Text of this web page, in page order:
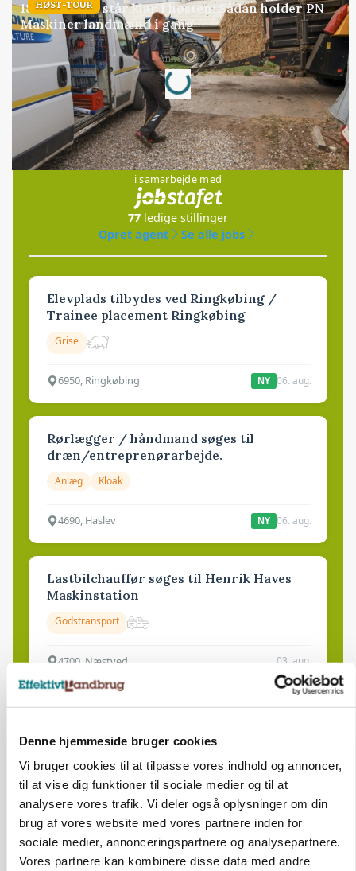
Denne hjemmeside bruger cookies
Vi bruger cookies til at tilpasse vores indhold og annoncer,
til at vise dig funktioner til sociale medier og til at
analysere vores trafik. Vi deler også oplysninger om din
brug af vores website med vores partnere inden for
sociale medier, annonceringspartnere og analysepartnere.
Vores partnere kan kombinere disse data med andre
HØST-TOUR
18 montører står klar i høsten: Sådan holder PN
Maskiner landmænd i gang
Annonce
Loading...
Jobs
i samarbejde med
77 ledige stillinger
Opret agent
Se alle jobs
Elevplads tilbydes ved Ringkøbing /
Trainee placement Ringkøbing
Grise
6950, Ringkøbing NY 06. aug.
Rørlægger / håndmand søges til
dræn/entreprenørarbejde.
Anlæg Kloak
4690, Haslev NY 06. aug.
Lastbilchauffør søges til Henrik Haves
Maskinstation
Godstransport
4700, Næstved 03. aug.
Grise
9681, Ranum 03. aug.
Kalvepasser til ejendom i udvikling søges